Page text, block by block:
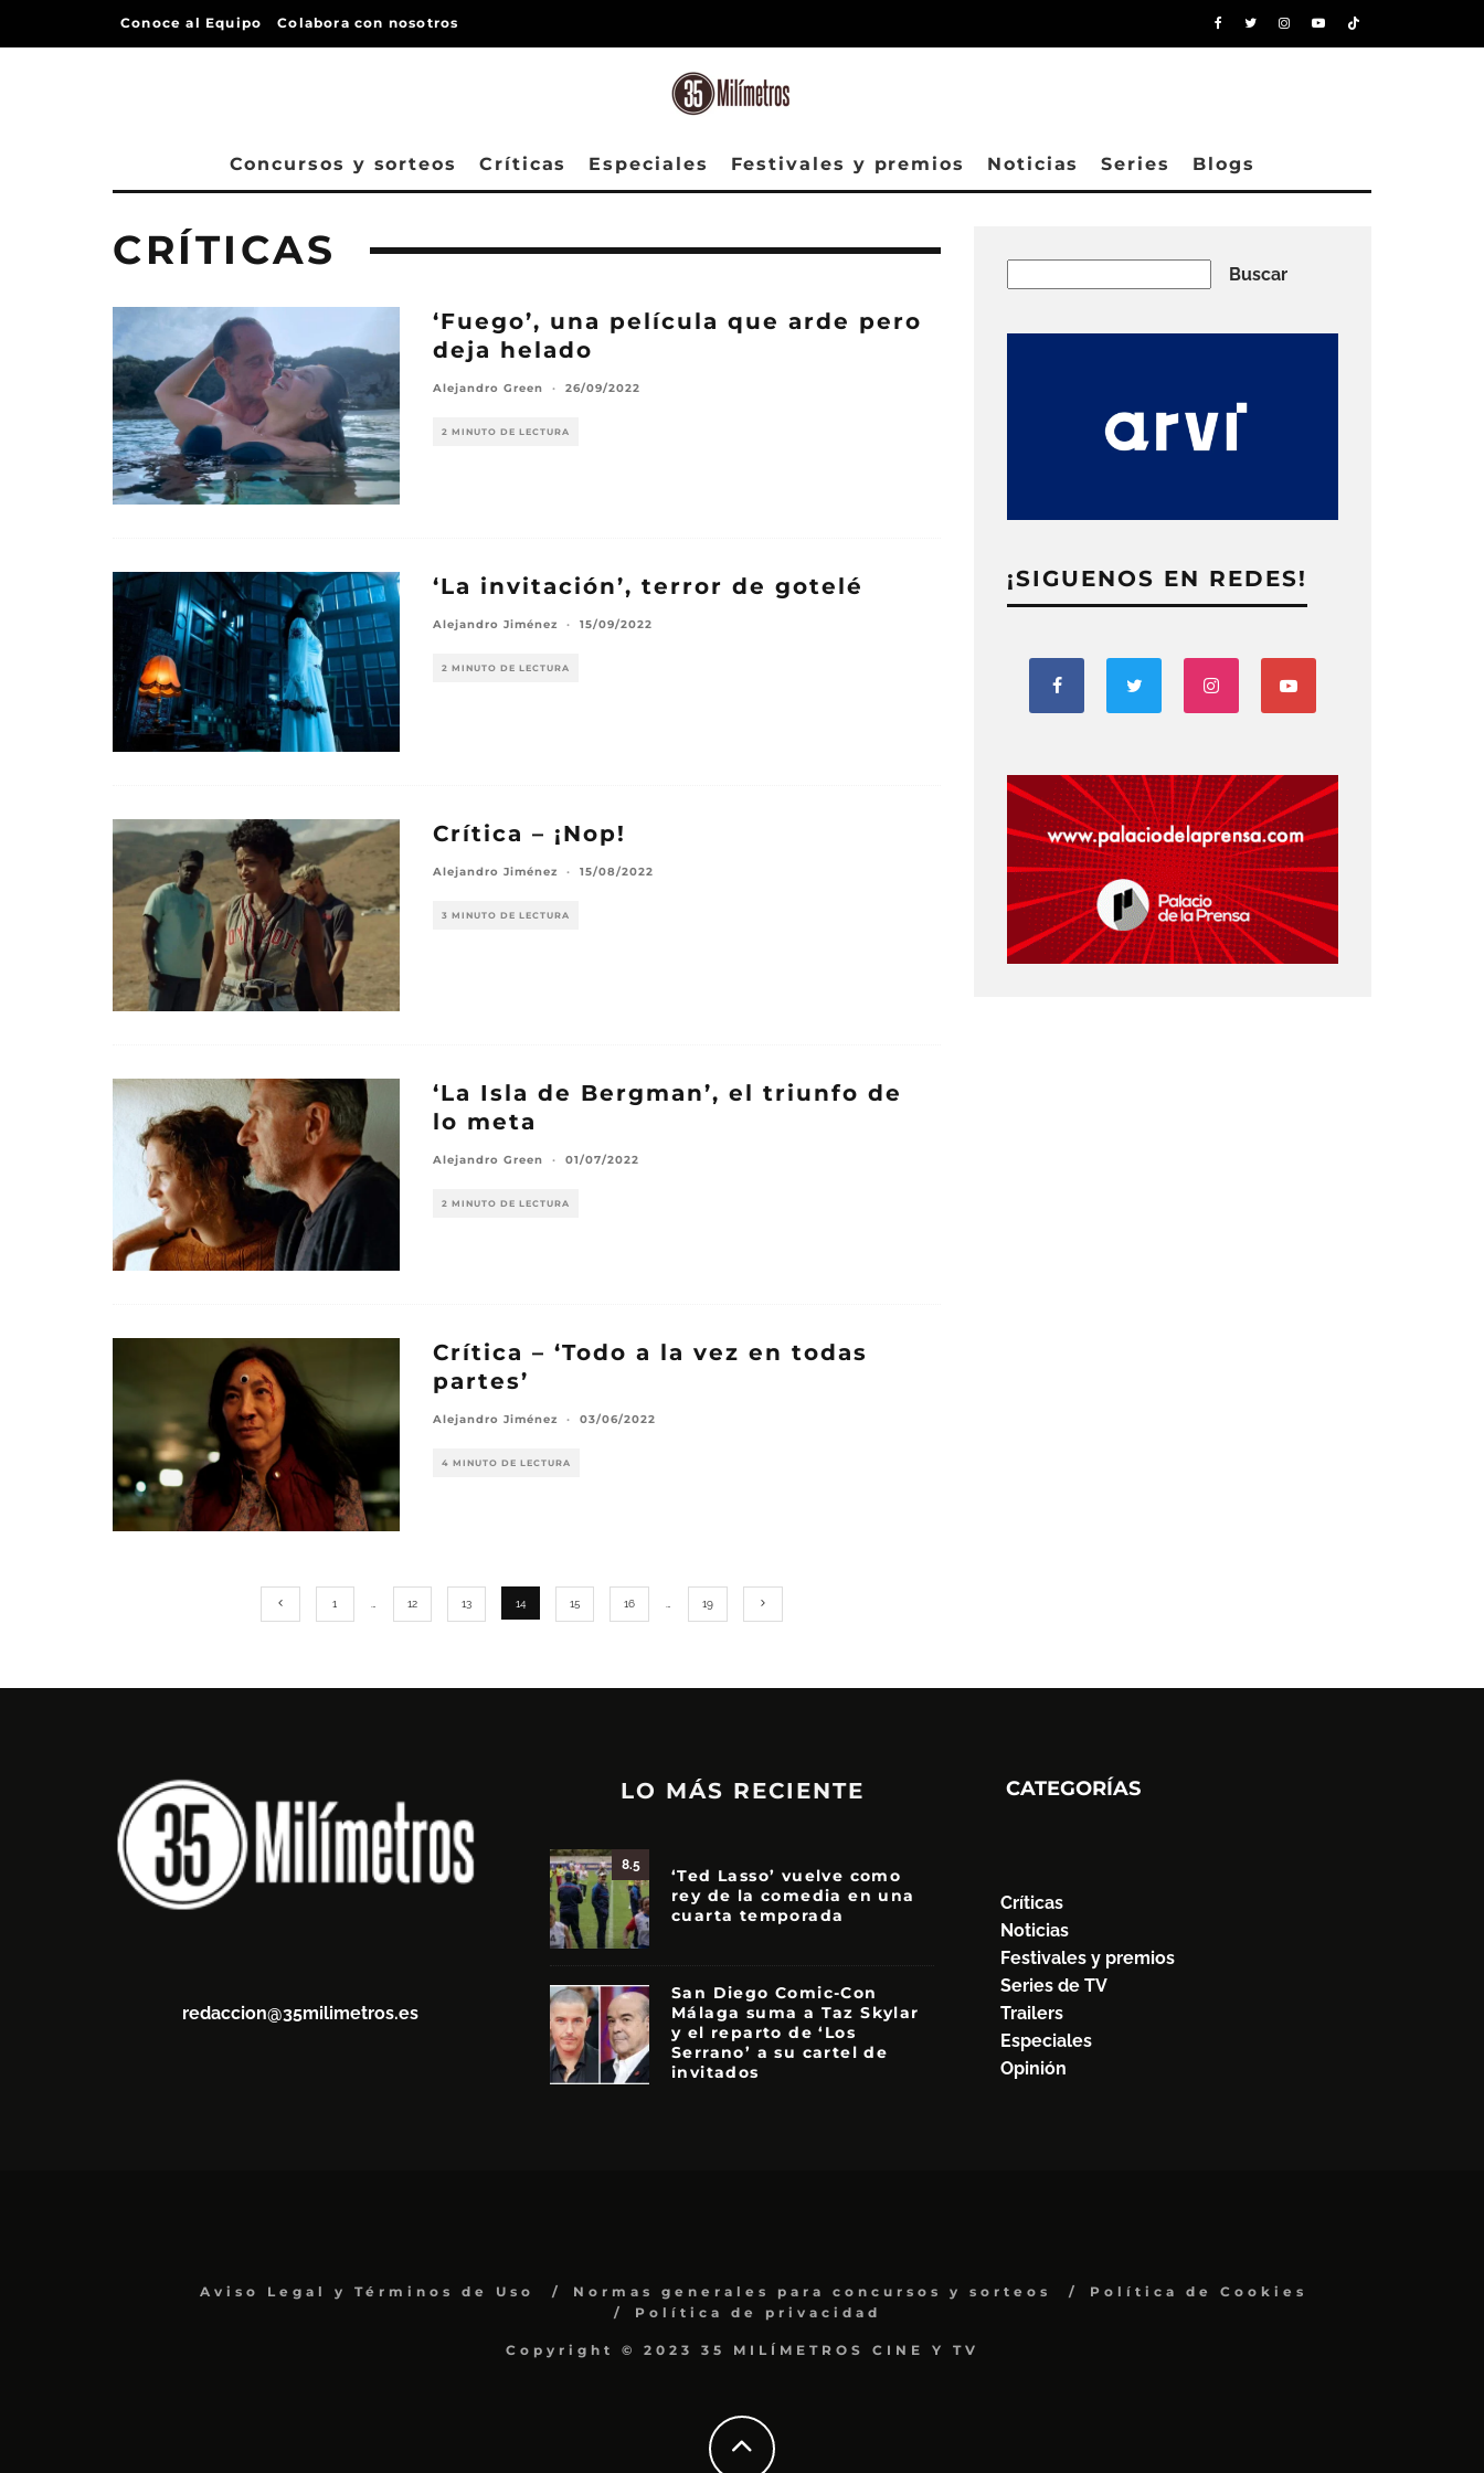
Conoce al Equipo Colabora con nosotros
Concursos y sorteos Críticas Especiales Festivales y premios Noticias Series Blogs
CRÍTICAS
‘Fuego’, una película que arde pero
deja helado
Alejandro Green · 26/09/2022
2 MINUTO DE LECTURA
‘La invitación’, terror de gotelé
Alejandro Jiménez · 15/09/2022
2 MINUTO DE LECTURA
Crítica – ¡Nop!
Alejandro Jiménez · 15/08/2022
3 MINUTO DE LECTURA
‘La Isla de Bergman’, el triunfo de
lo meta
Alejandro Green · 01/07/2022
2 MINUTO DE LECTURA
Crítica – ‘Todo a la vez en todas
partes’
Alejandro Jiménez · 03/06/2022
4 MINUTO DE LECTURA
1 12 13 14 15 16 19
Buscar
¡SIGUENOS EN REDES!
redaccion@35milimetros.es
LO MÁS RECIENTE
8.5
‘Ted Lasso’ vuelve como
rey de la comedia en una
cuarta temporada
San Diego Comic-Con
Málaga suma a Taz Skylar
y el reparto de ‘Los
Serrano’ a su cartel de
invitados
CATEGORÍAS
Críticas
Noticias
Festivales y premios
Series de TV
Trailers
Especiales
Opinión
Aviso Legal y Términos de Uso Normas generales para concursos y sorteos
Política de Cookies
Política de privacidad
Copyright © 2023 35 MILÍMETROS CINE Y TV